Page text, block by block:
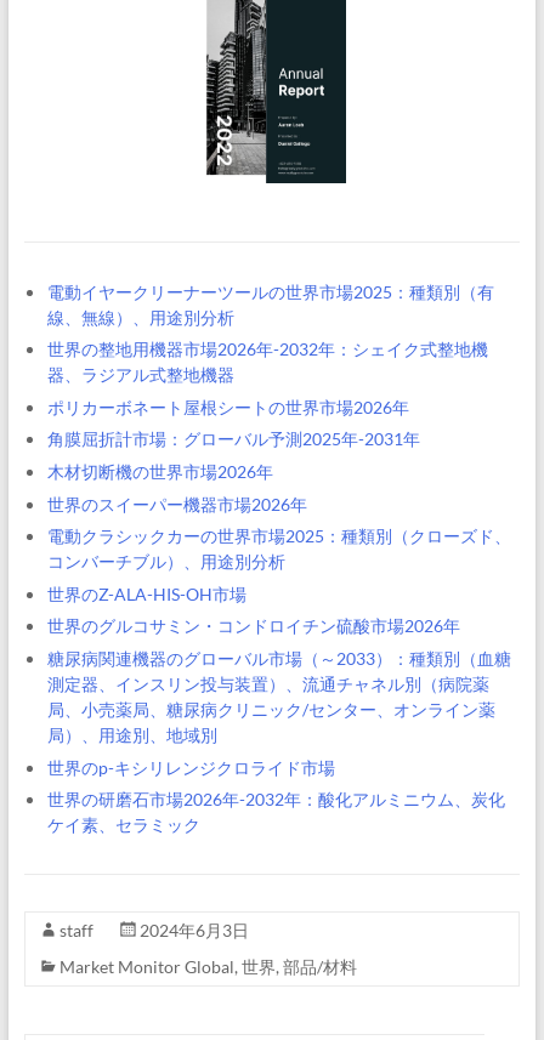
電動イヤークリーナーツールの世界市場2025：種類別（有
線、無線）、用途別分析
世界の整地用機器市場2026年-2032年：シェイク式整地機
器、ラジアル式整地機器
ポリカーボネート屋根シートの世界市場2026年
角膜屈折計市場：グローバル予測2025年-2031年
木材切断機の世界市場2026年
世界のスイーパー機器市場2026年
電動クラシックカーの世界市場2025：種類別（クローズド、
コンバーチブル）、用途別分析
世界のZ-ALA-HIS-OH市場
世界のグルコサミン・コンドロイチン硫酸市場2026年
糖尿病関連機器のグローバル市場（～2033）：種類別（血糖
測定器、インスリン投与装置）、流通チャネル別（病院薬
局、小売薬局、糖尿病クリニック/センター、オンライン薬
局）、用途別、地域別
世界のp-キシリレンジクロライド市場
世界の研磨石市場2026年-2032年：酸化アルミニウム、炭化
ケイ素、セラミック
staff
2024年6月3日
Market Monitor Global, 世界, 部品/材料